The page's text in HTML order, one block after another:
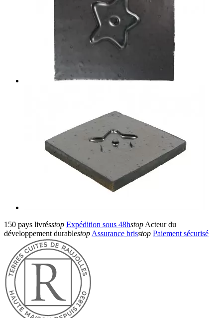
150 pays livrésstop Expédition sous 48hstop Acteur du
développement durablestop Assurance brisstop Paiement sécurisé